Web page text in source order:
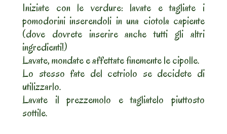
Iniziate con le verdure: lavate e tagliate i
pomodorini inserendoli in una ciotola capiente
(dove dovrete inserire anche tutti gli altri
ingredienti!)
Lavate, mondate e affettate finemente le cipolle.
Lo stesso fate del cetriolo se decidete di
utilizzarlo.
Lavate il prezzemolo e tagliatelo piuttosto
sottile.